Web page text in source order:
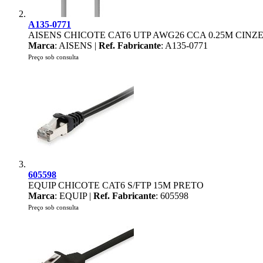
A135-0771
AISENS CHICOTE CAT6 UTP AWG26 CCA 0.25M
Marca: AISENS | Ref. Fabricante: A135-0771
Preço sob consulta
605598
EQUIP CHICOTE CAT6 S/FTP 15M PRETO
Marca: EQUIP | Ref. Fabricante: 605598
Preço sob consulta